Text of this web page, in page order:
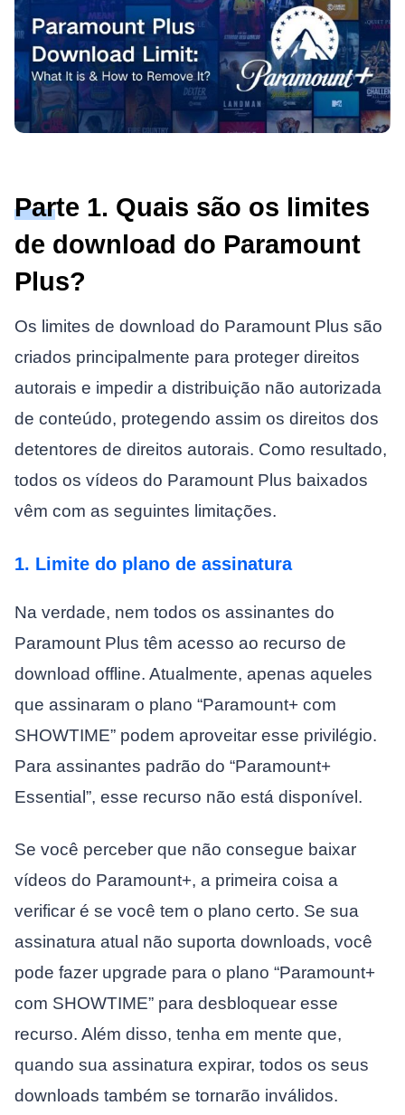
Parte 1. Quais são os limites
de download do Paramount
Plus?
Os limites de download do Paramount Plus são
criados principalmente para proteger direitos
autorais e impedir a distribuição não autorizada
de conteúdo, protegendo assim os direitos dos
detentores de direitos autorais. Como resultado,
todos os vídeos do Paramount Plus baixados
vêm com as seguintes limitações.
1. Limite do plano de assinatura
Na verdade, nem todos os assinantes do
Paramount Plus têm acesso ao recurso de
download offline. Atualmente, apenas aqueles
que assinaram o plano “Paramount+ com
SHOWTIME” podem aproveitar esse privilégio.
Para assinantes padrão do “Paramount+
Essential”, esse recurso não está disponível.
Se você perceber que não consegue baixar
vídeos do Paramount+, a primeira coisa a
verificar é se você tem o plano certo. Se sua
assinatura atual não suporta downloads, você
pode fazer upgrade para o plano “Paramount+
com SHOWTIME” para desbloquear esse
recurso. Além disso, tenha em mente que,
quando sua assinatura expirar, todos os seus
downloads também se tornarão inválidos.